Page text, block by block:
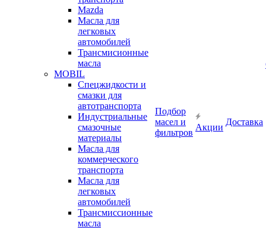
Mazda
Масла для
легковых
автомобилей
Трансмисионные
масла
MOBIL
Cпецжидкости и
смазки для
автотранспорта
Индустриальные
смазочные
материалы
Масла для
коммерческого
транспорта
Масла для
легковых
автомобилей
Трансмиссионные
масла
Подбор
масел и
фильтров
Акции
Доставка